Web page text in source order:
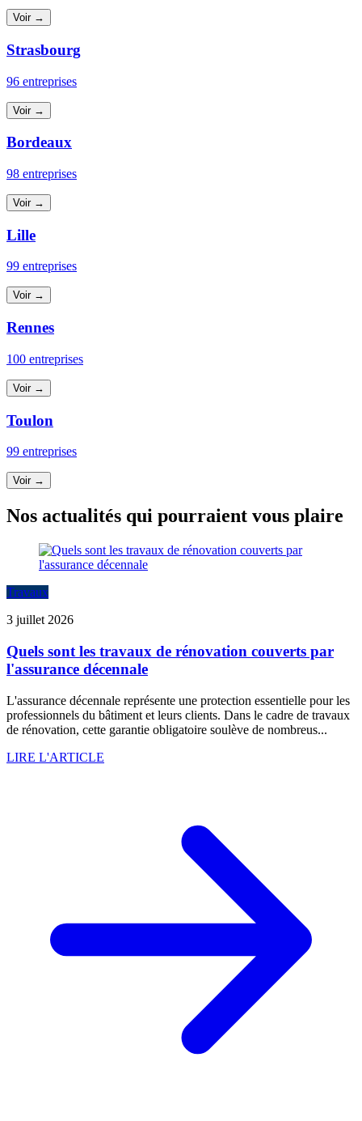
Voir →
Strasbourg
96 entreprises
Voir →
Bordeaux
98 entreprises
Voir →
Lille
99 entreprises
Voir →
Rennes
100 entreprises
Voir →
Toulon
99 entreprises
Voir →
Nos actualités qui pourraient vous plaire
Travaux
3 juillet 2026
Quels sont les travaux de rénovation couverts par
l'assurance décennale
L'assurance décennale représente une protection essentielle pour les
professionnels du bâtiment et leurs clients. Dans le cadre de travaux
de rénovation, cette garantie obligatoire soulève de nombreus...
LIRE L'ARTICLE